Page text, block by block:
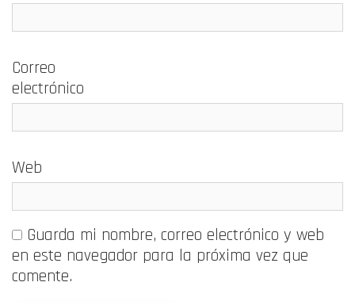
Correo
electrónico
Web
Guarda mi nombre, correo electrónico y web
en este navegador para la próxima vez que
comente.